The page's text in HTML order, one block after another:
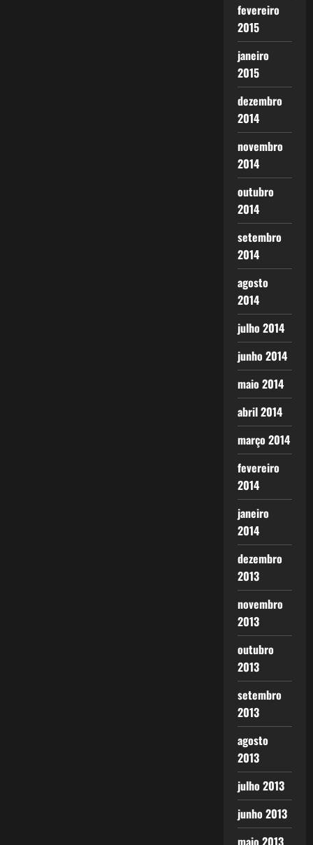
fevereiro
2015
janeiro
2015
dezembro
2014
novembro
2014
outubro
2014
setembro
2014
agosto
2014
julho 2014
junho 2014
maio 2014
abril 2014
março 2014
fevereiro
2014
janeiro
2014
dezembro
2013
novembro
2013
outubro
2013
setembro
2013
agosto
2013
julho 2013
junho 2013
maio 2013